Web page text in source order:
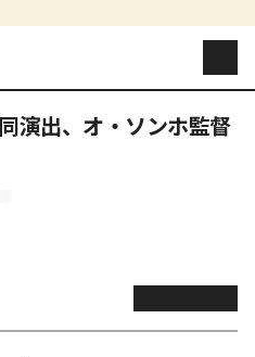
演出、オ・ソンホ監督